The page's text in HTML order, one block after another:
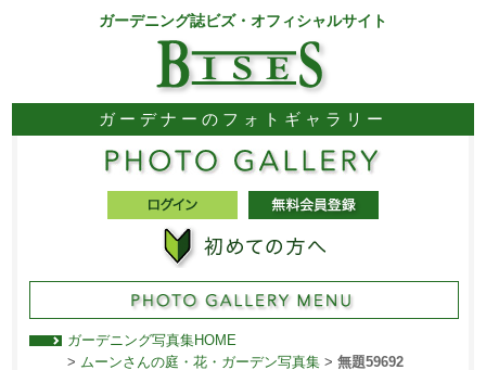
ガーデニング誌ビズ・オフィシャルサイト
ガーデナーのフォトギャラリー
ガーデニング写真集HOME
> ムーンさんの庭・花・ガーデン写真集> 無題59692